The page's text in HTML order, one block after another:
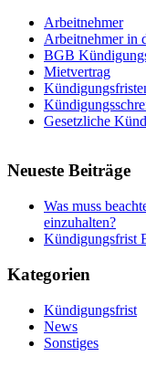
Arbeitnehmer
Arbeitnehmer in
BGB
Mietvertrag
Gesetzliche
Neueste Beiträge
Was muss
einzuhalten?
Kündigungsfrist
Kategorien
Kündigungsfrist
News
Sonstiges